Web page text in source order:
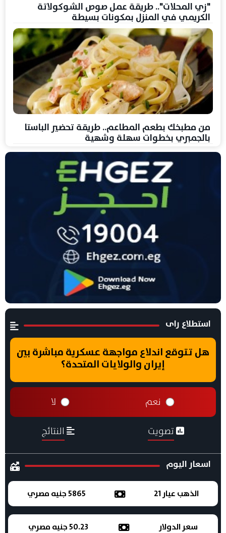
"زي المحلات".. طريقة عمل صوص الشوكولاتة
الكريمي في المنزل بمكونات بسيطة
من مطبخك بطعم المطاعم.. طريقة تحضير الباستا
بالجمبري بخطوات سهلة وشهية
استطلاع راى
هل تتوقع اندلاع مواجهة عسكرية مباشرة بين
إيران والولايات المتحدة؟
نعم لا
تصويت النتائج
اسعار اليوم
الذهب عيار 21 5865 جنيه مصري
سعر الدولار 50.23 جنيه مصري